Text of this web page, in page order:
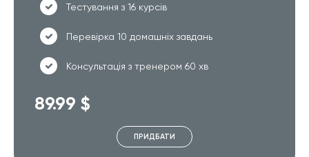
Тестування з 16 курсів
Перевірка 10 домашніх завдань
Консультація з тренером 60 хв
89.99 $
ПРИДБАТИ